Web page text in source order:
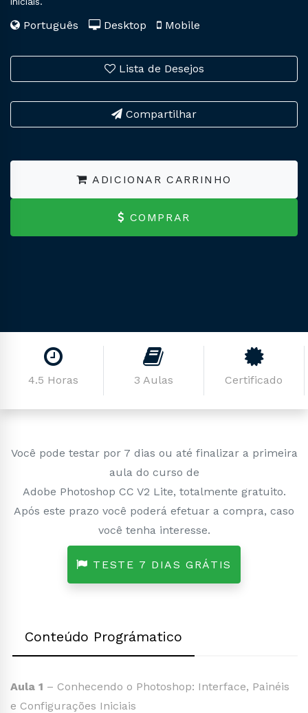
Português Desktop Mobile
Lista de Desejos
Compartilhar
ADICIONAR CARRINHO
COMPRAR
4.5 Horas 3 Aulas Certificado
Você pode testar por 7 dias ou até finalizar a primeira
aula do curso de
Adobe Photoshop CC V2 Lite, totalmente gratuito.
Após este prazo você poderá efetuar a compra, caso
você tenha interesse.
TESTE 7 DIAS GRÁTIS
Conteúdo Prográmatico
Aula 1 – Conhecendo o Photoshop: Interface, Painéis
e Configurações Iniciais